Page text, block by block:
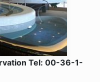
Tel: 00-36-1-